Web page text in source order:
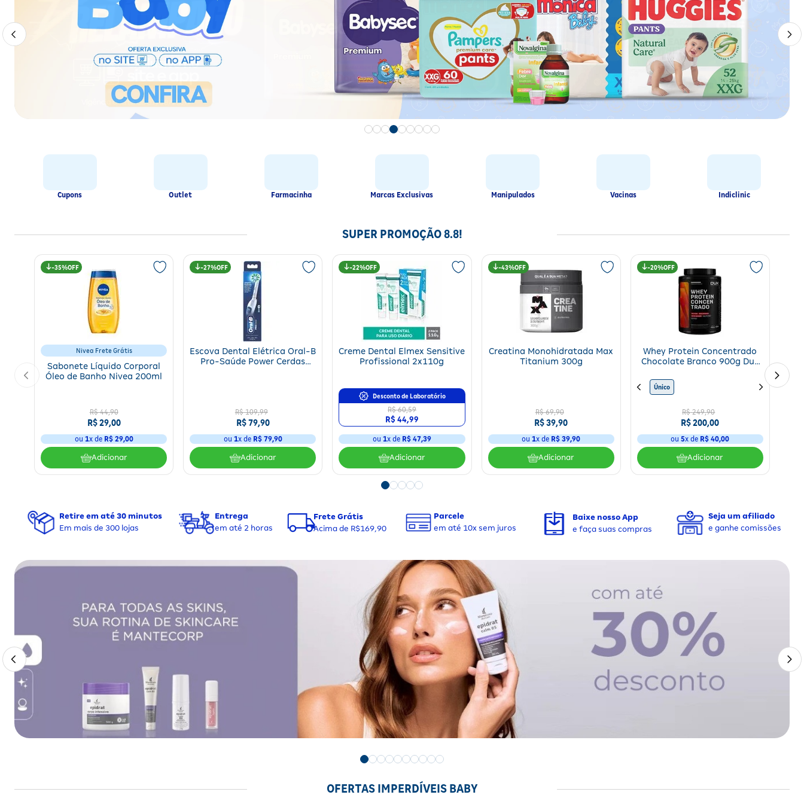
Cupons Outlet Farmacinha Marcas Exclusivas Manipulados Vacinas Indiclinic
SUPER PROMOÇÃO 8.8!
35%
Nivea Frete Grátis
Sabonete Líquido Corporal
Óleo de Banho Nivea 200ml
R$ 44,90
R$ 29,00
ou 1x de R$ 29,00
Adicionar
27%
Escova Dental Elétrica Oral-B
Pro-Saúde Power Cerdas
R$ 109,99
R$79,90
ou 1x de R$ 79,90
Adicionar
22%
Creme Dental Elmex Sensitive
Profissional 2x110g
Desconto de Laboratório
R$ 60,59
R$ 44,99
ou 1x de R$ 47,39
Adicionar
43%
Creatina Monohidratada Max
Titanium 300g
R$ 69,90
R$39,90
ou1x de R$ 39,90
Adicionar
20%
Whey Protein Concentrado
Chocolate Branco 900g Dux
Único
R$ 249,90
R$200,00
ou5x de R$ 40,00
Adicionar
Retire em até 30 minutos
Em mais de 300 lojas
Entrega
em até 2 horas
Frete Grátis
Acima de R$169,90
Parcele
em até 10x sem juros
Baixe nosso App
e faça suas compras
Seja um afiliado
e ganhe comissões
OFERTAS IMPERDÍVEIS BABY